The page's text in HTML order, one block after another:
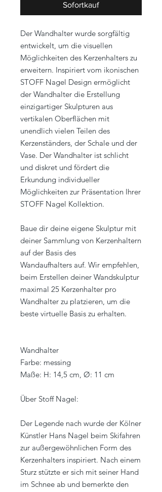
Sofortkauf
Der Wandhalter wurde sorgfältig
entwickelt, um die visuellen
Möglichkeiten des Kerzenhalters zu
erweitern. Inspiriert vom ikonischen
STOFF Nagel Design ermöglicht
der Wandhalter die Erstellung
einzigartiger Skulpturen aus
vertikalen Oberflächen mit
unendlich vielen Teilen des
Kerzenständers, der Schale und der
Vase. Der Wandhalter ist schlicht
und diskret und fördert die
Erkundung individueller
Möglichkeiten zur Präsentation Ihrer
STOFF Nagel Kollektion.
Baue dir deine eigene Skulptur mit
deiner Sammlung von Kerzenhaltern
auf der Basis des
Wandaufhalters auf. Wir empfehlen,
beim Erstellen deiner Wandskulptur
maximal 25 Kerzenhalter pro
Wandhalter zu platzieren, um die
beste virtuelle Basis zu erhalten.
Wandhalter
Farbe: messing
Maße: H: 14,5 cm, Ø: 11 cm
Über Stoff Nagel:
Der Legende nach wurde der Kölner
Künstler Hans Nagel beim Skifahren
zur außergewöhnlichen Form des
Kerzenhalters inspiriert. Nach einem
Sturz stützte er sich mit seiner Hand
im Schnee ab und bemerkte den